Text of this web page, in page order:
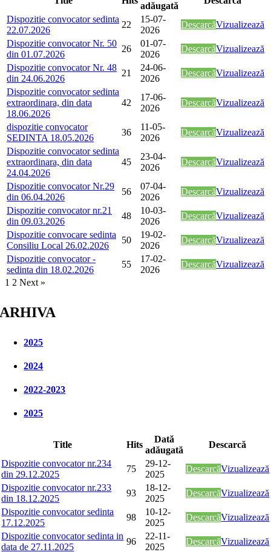
adăugată
Dispozitie convocator sedinta
22.07.2026
22
15-07-
2026
DescarcăVizualizează
Dispozitie convocator Nr. 50
din 01.07.2026
26
01-07-
2026
DescarcăVizualizează
Dispozitie convocator Nr. 48
din 24.06.2026
21
24-06-
2026
DescarcăVizualizează
Dispozitie convocator sedinta
extraordinara, din data
18.06.2026
42
17-06-
2026
DescarcăVizualizează
dispozitie convocator
SEDINTA 18.05.2026
36
11-05-
2026
DescarcăVizualizează
Dispozitie convocator sedinta
extraordinara, din data
24.04.2026
45
23-04-
2026
DescarcăVizualizează
Dispozitie convocator Nr.29
din 06.04.2026
56
07-04-
2026
DescarcăVizualizează
Dispozitie convocator nr.21
din 09.03.2026
48
10-03-
2026
DescarcăVizualizează
Dispozitie convocare sedinta
Consiliu Local 26.02.2026
50
19-02-
2026
DescarcăVizualizează
Dispozitie convocator -
sedinta din 18.02.2026
55
17-02-
2026
DescarcăVizualizează
1 2 Next »
ARHIVA
2025
2024
2022-2023
2025
Title Hits
Dată
adăugată
Descarcă
Dispozitie convocator nr.234
din 29.12.2025
75
29-12-
2025
DescarcăVizualizează
Dispozitie convocator nr.233
din 18.12.2025
93
18-12-
2025
DescarcăVizualizează
Dispozitie convocator sedinta
17.12.2025
98
10-12-
2025
DescarcăVizualizează
Dispozitie convocator sedinta in
data de 27.11.2025
96
22-11-
2025
DescarcăVizualizează